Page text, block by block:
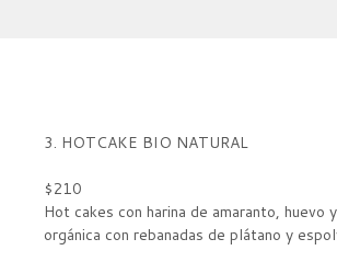
3. HOTCAKE BIO NATURAL
$210
Hot cakes con harina de amaranto,
orgánica con rebanadas de plátano y